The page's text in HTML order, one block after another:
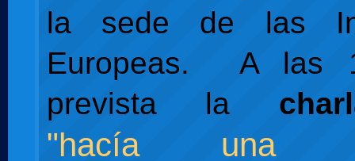
la sede de las
Europeas. A las
prevista la
"hacía una